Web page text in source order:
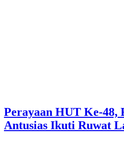
Perayaan HUT Ke-48,
Antusias Ikuti Ruwat